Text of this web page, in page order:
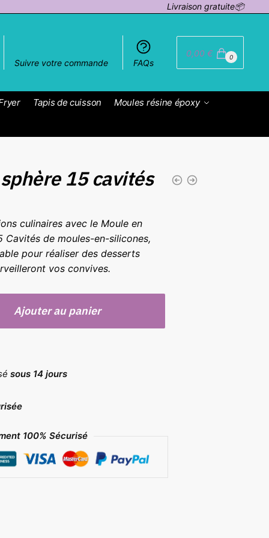
Livraison gratuite📦
Suivre votre commande FAQs
0,00€ 0
Tapis de cuisson
Moules résine époxy
15 cavités
culinaires avec le Moule en
Cavités de moules-en-silicones,
pour réaliser des desserts
vos convives.
Ajouter au panier
sous 14 jours
100% Sécurisé